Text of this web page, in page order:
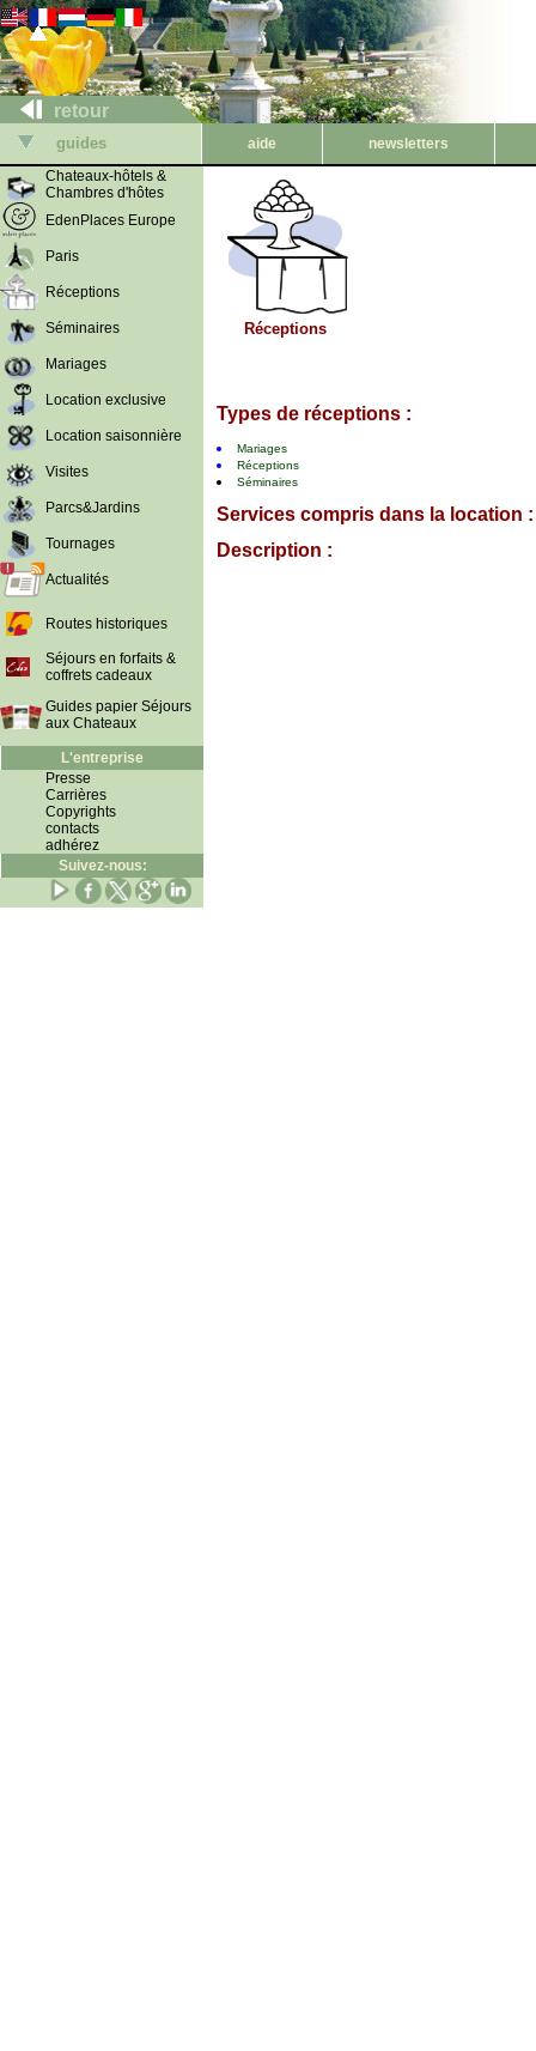
retour
guides aide
newsletters
Chateaux-hôtels &
Chambres d'hôtes
EdenPlaces Europe
Paris
Réceptions
Séminaires
Mariages
Location exclusive
Location saisonnière
Visites
Parcs&Jardins
Tournages
Actualités
Routes historiques
Séjours en forfaits &
coffrets cadeaux
Guides papier Séjours
aux Chateaux
L'entreprise
Presse
Carrières
Copyrights
contacts
adhérez
Suivez-nous:
Réceptions
Types de réceptions :
Mariages
Réceptions
Séminaires
Services compris dans la location :
Description :